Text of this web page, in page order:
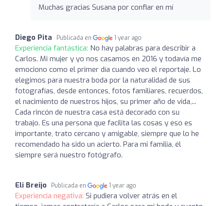
Muchas gracias Susana por confiar en mí
Diego Pita Publicada en 1 year ago
Experiencia fantástica: No hay palabras para describir a
Carlos. Mi mujer y yo nos casamos en 2016 y todavía me
emociono como el primer día cuando veo el reportaje. Lo
elegimos para nuestra boda por la naturalidad de sus
fotografías, desde entonces, fotos familiares, recuerdos,
el nacimiento de nuestros hijos, su primer año de vida,...
Cada rincón de nuestra casa está decorado con su
trabajo. Es una persona que facilita las cosas y eso es
importante, trato cercano y amigable, siempre que lo he
recomendado ha sido un acierto. Para mi familia, él
siempre será nuestro fotógrafo.
Eli Breijo Publicada en 1 year ago
Experiencia negativa: Si pudiera volver atrás en el